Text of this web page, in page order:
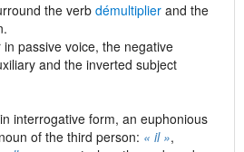
the verb démultiplier and the
passive voice, the negative
and the inverted subject
interrogative form, an euphonious
of the third person: « il »,